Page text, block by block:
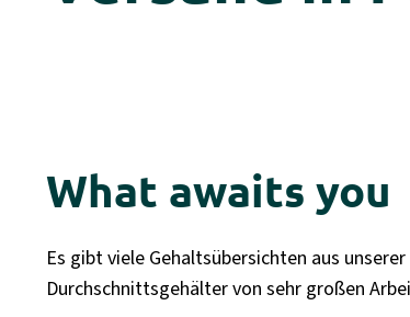
What awaits you
Es gibt viele Gehaltsübersichten aus
Durchschnittsgehälter von sehr großen